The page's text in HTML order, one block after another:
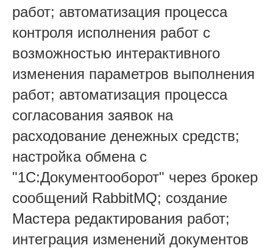
работ; автоматизация процесса
контроля исполнения работ с
возможностью интерактивного
изменения параметров выполнения
работ; автоматизация процесса
согласования заявок на
расходование денежных средств;
настройка обмена с
"1С:Документооборот" через брокер
сообщений RabbitMQ; создание
Мастера редактирования работ;
интеграция изменений документов